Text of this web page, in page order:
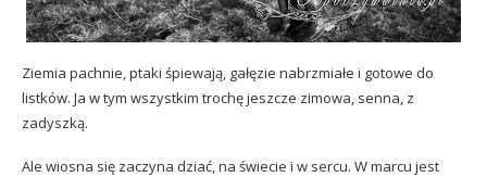
Ziemia pachnie, ptaki śpiewają, gałęzie nabrzmiałe i gotowe do
listków. Ja w tym wszystkim trochę jeszcze zimowa, senna, z
zadyszką.
Ale wiosna się zaczyna dziać, na świecie i w sercu. W marcu jest